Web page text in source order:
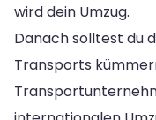
wird dein Umzug.
Danach solltest du
Transports